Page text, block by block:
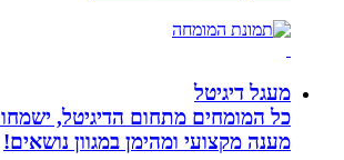
מעגל דיגיטל
כל המומחים מתחום הדיגיטל, ישמחו
מענה מקצועי ומהימן במגוון נושאים!